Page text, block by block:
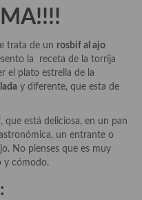
cocineros, críticos,
trata de un rosbif al ajo
la receta de la torrija
el plato estrella de la
y diferente, que esta de
que está deliciosa, en un pan
un entrante o
No pienses que es muy
y cómodo.